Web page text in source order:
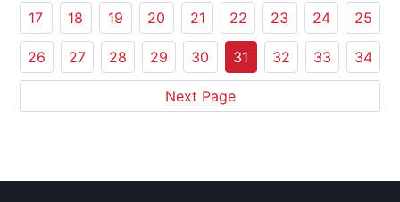
17 18 19 20 21 22 23 24 25
26 27 28 29 30 31 32 33 34
Next Page